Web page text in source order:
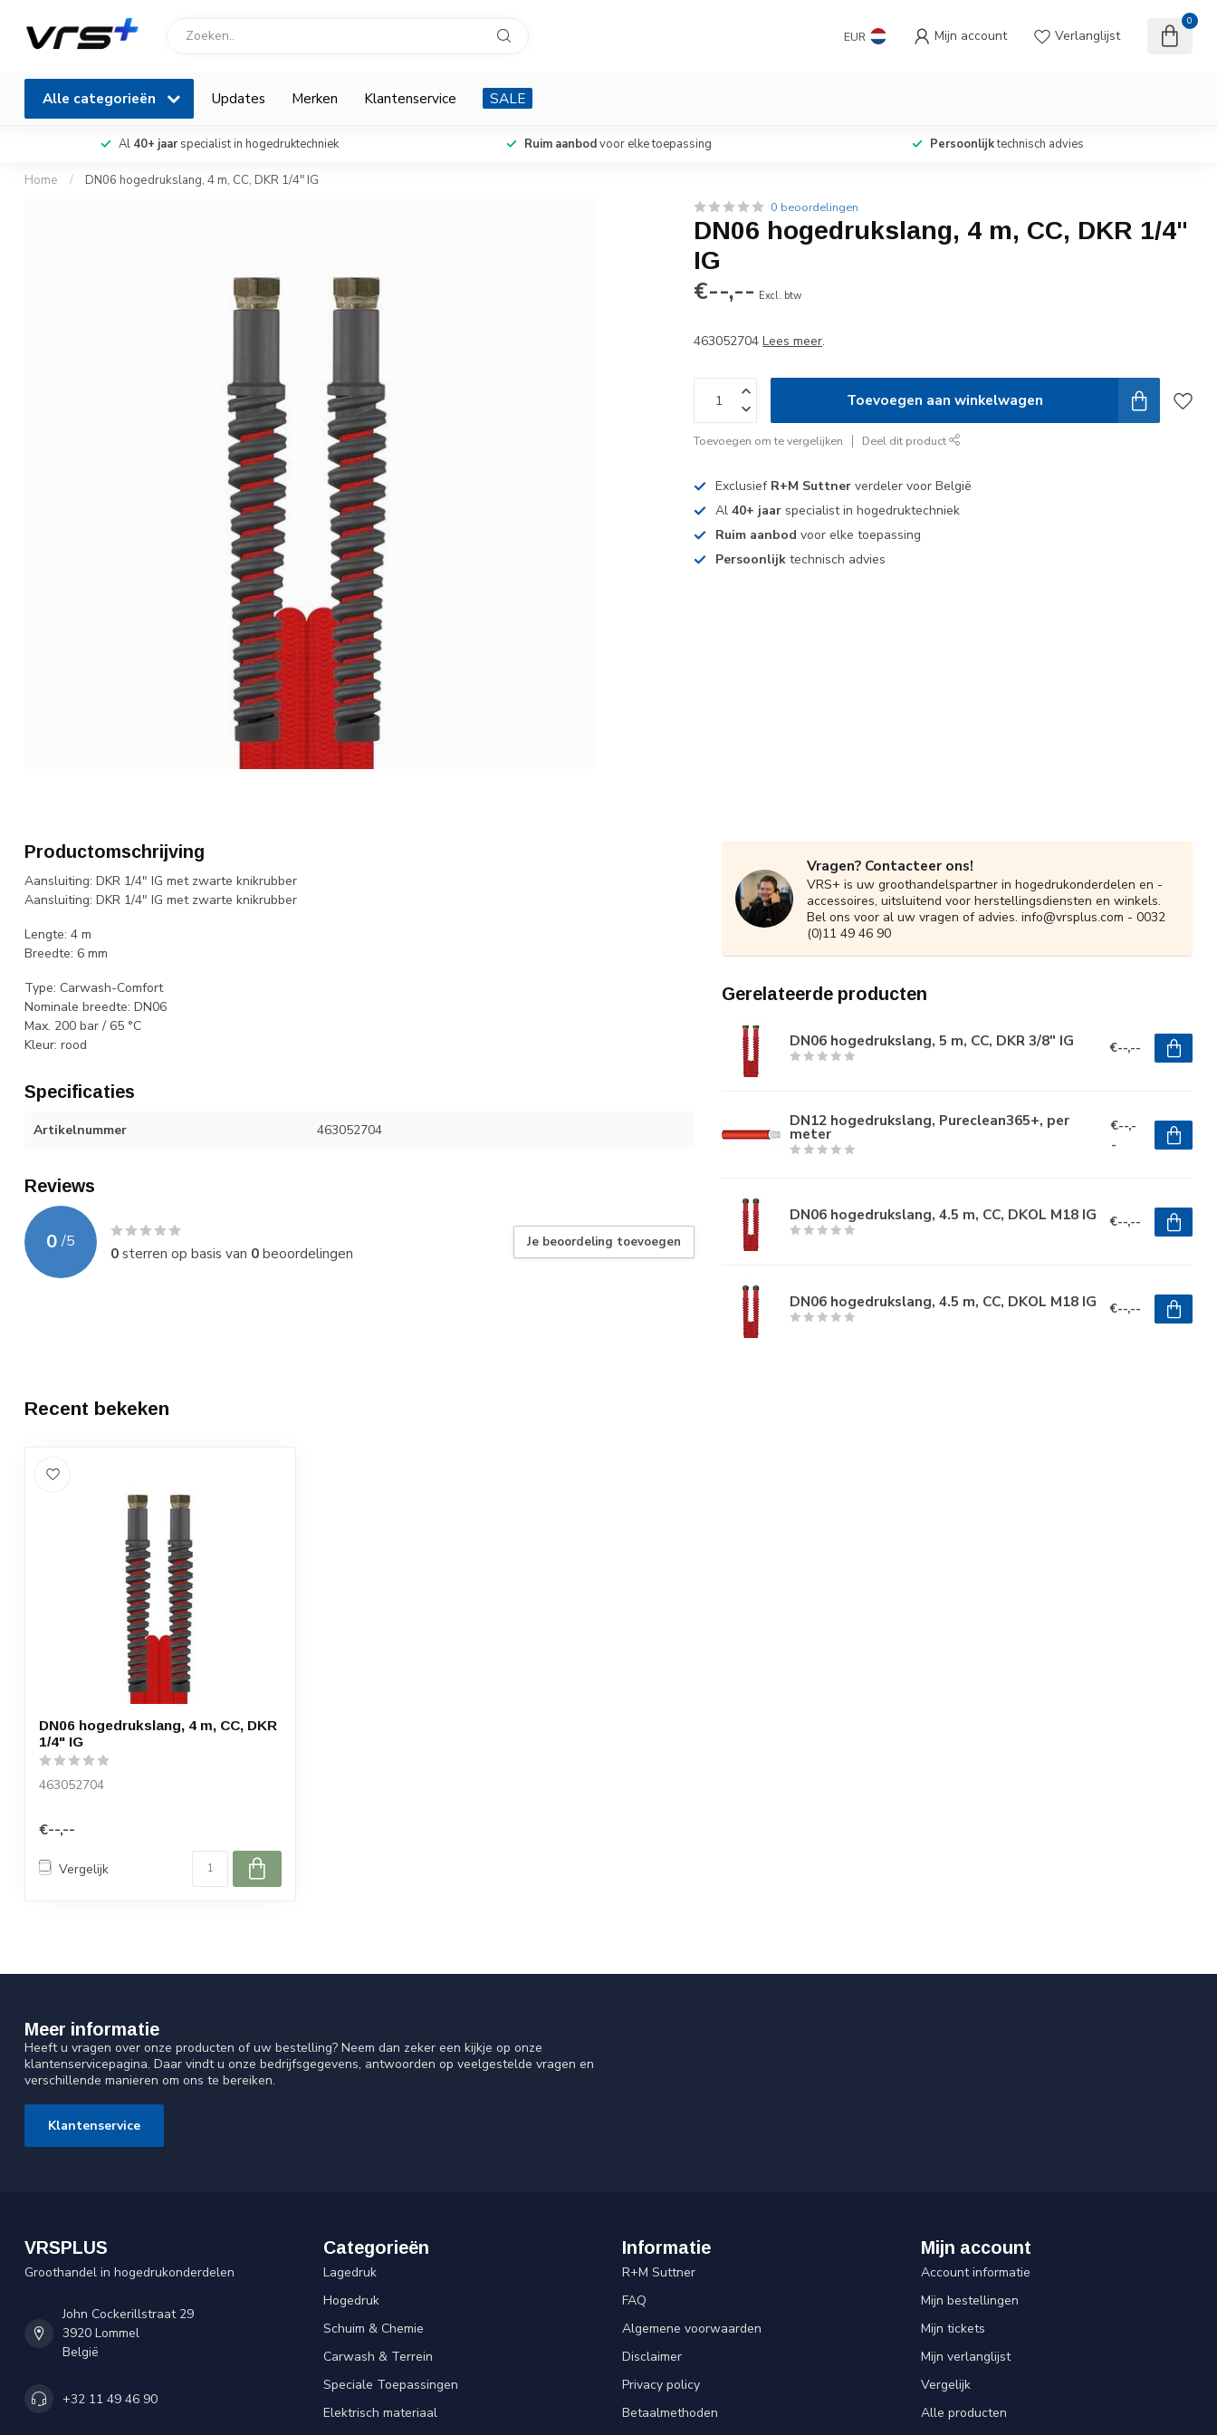
EUR Mijn account Verlanglijst
0
Alle categorieën Updates Merken Klantenservice SALE
Al 40+ jaarspecialist in hogedruktechniek Ruim aanbodvoor elke toepassing Persoonlijktechnisch advies
Home / DN06 hogedrukslang, 4 m, CC, DKR 1/4" IG
0 beoordelingen
DN06 hogedrukslang, 4 m, CC, DKR 1/4"
IG
€--,-- Excl. btw
463052704Lees meer.
Toevoegen aan winkelwagen
Toevoegen om te vergelijken Deel dit product
Exclusief R+M Suttner verdeler voor België
Al40+ jaar specialist in hogedruktechniek
Ruim aanbod voor elke toepassing
Persoonlijk technisch advies
Productomschrijving
Aansluiting: DKR 1/4" IG met zwarte knikrubber
Aansluiting: DKR 1/4" IG met zwarte knikrubber
Lengte: 4 m
Breedte: 6 mm
Type: Carwash-Comfort
Nominale breedte: DN06
Max. 200 bar / 65 °C
Kleur: rood
Specificaties
Artikelnummer 463052704
Reviews
0 /5
0sterren op basis van 0beoordelingen
Je beoordeling toevoegen
Vragen? Contacteer ons!
VRS+ is uw groothandelspartner in hogedrukonderdelen en -
accessoires, uitsluitend voor herstellingsdiensten en winkels.
Bel ons voor al uw vragen of advies. info@vrsplus.com - 0032
(0)11 49 46 90
Gerelateerde producten
DN06 hogedrukslang, 5 m, CC, DKR 3/8" IG €--,--
DN12 hogedrukslang, Pureclean365+, per
meter
€--,-
-
DN06 hogedrukslang, 4.5 m, CC, DKOL M18 IG €--,--
DN06 hogedrukslang, 4.5 m, CC, DKOL M18 IG €--,--
Recent bekeken
DN06 hogedrukslang, 4 m, CC, DKR
1/4" IG
463052704
€--,--
Vergelijk
Meer informatie
Heeft u vragen over onze producten of uw bestelling? Neem dan zeker een kijkje op onze
klantenservicepagina. Daar vindt u onze bedrijfsgegevens, antwoorden op veelgestelde vragen en
verschillende manieren om ons te bereiken.
Klantenservice
VRSPLUS
Groothandel in hogedrukonderdelen
John Cockerillstraat 29
3920 Lommel
België
+32 11 49 46 90
Categorieën
Lagedruk
Hogedruk
Schuim & Chemie
Carwash & Terrein
Speciale Toepassingen
Elektrisch materiaal
Informatie
R+M Suttner
FAQ
Algemene voorwaarden
Disclaimer
Privacy policy
Betaalmethoden
Mijn account
Account informatie
Mijn bestellingen
Mijn tickets
Mijn verlanglijst
Vergelijk
Alle producten